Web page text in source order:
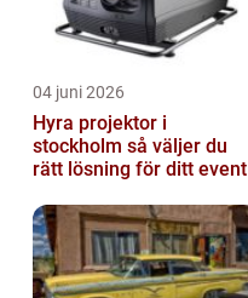
04 juni 2026
Hyra projektor i
stockholm så väljer du
rätt lösning för ditt event